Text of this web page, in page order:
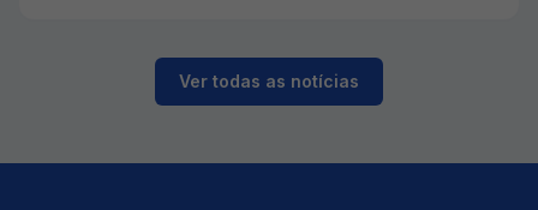
Ver todas as notícias